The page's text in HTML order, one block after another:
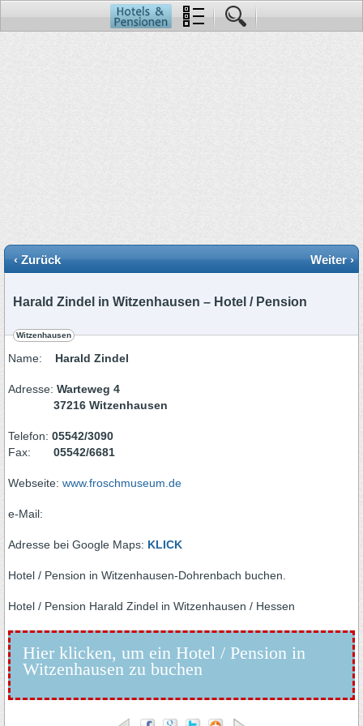
‹ Zurück Weiter ›
Harald Zindel in Witzenhausen – Hotel / Pension
Witzenhausen
Name: Harald Zindel
Adresse: Warteweg 4
37216 Witzenhausen
Telefon: 05542/3090
Fax: 05542/6681
Webseite: www.froschmuseum.de
e-Mail:
Adresse bei Google Maps: KLICK
Hotel / Pension in Witzenhausen-Dohrenbach buchen.
Hotel / Pension Harald Zindel in Witzenhausen / Hessen
Hier klicken, um ein Hotel / Pension in
Witzenhausen zu buchen